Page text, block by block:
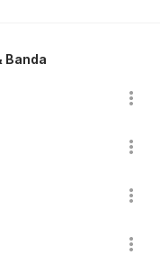
Banda